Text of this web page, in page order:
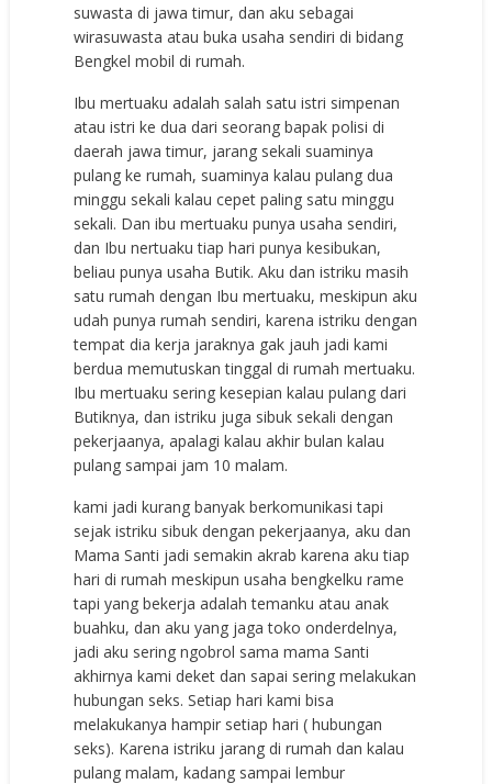
suwasta di jawa timur, dan aku sebagai
wirasuwasta atau buka usaha sendiri di bidang
Bengkel mobil di rumah.
Ibu mertuaku adalah salah satu istri simpenan
atau istri ke dua dari seorang bapak polisi di
daerah jawa timur, jarang sekali suaminya
pulang ke rumah, suaminya kalau pulang dua
minggu sekali kalau cepet paling satu minggu
sekali. Dan ibu mertuaku punya usaha sendiri,
dan Ibu nertuaku tiap hari punya kesibukan,
beliau punya usaha Butik. Aku dan istriku masih
satu rumah dengan Ibu mertuaku, meskipun aku
udah punya rumah sendiri, karena istriku dengan
tempat dia kerja jaraknya gak jauh jadi kami
berdua memutuskan tinggal di rumah mertuaku.
Ibu mertuaku sering kesepian kalau pulang dari
Butiknya, dan istriku juga sibuk sekali dengan
pekerjaanya, apalagi kalau akhir bulan kalau
pulang sampai jam 10 malam.
kami jadi kurang banyak berkomunikasi tapi
sejak istriku sibuk dengan pekerjaanya, aku dan
Mama Santi jadi semakin akrab karena aku tiap
hari di rumah meskipun usaha bengkelku rame
tapi yang bekerja adalah temanku atau anak
buahku, dan aku yang jaga toko onderdelnya,
jadi aku sering ngobrol sama mama Santi
akhirnya kami deket dan sapai sering melakukan
hubungan seks. Setiap hari kami bisa
melakukanya hampir setiap hari ( hubungan
seks). Karena istriku jarang di rumah dan kalau
pulang malam, kadang sampai lembur